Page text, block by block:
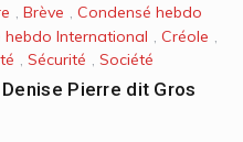
, Brève , Condensé hebdo
hebdo International Créole
, Sécurité , Société
Pierre dit Gros